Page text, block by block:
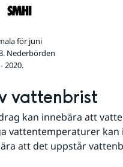
för juni
Nederbörden
2020.
vattenbrist
kan innebära att
vattentemperaturer
att det uppstår